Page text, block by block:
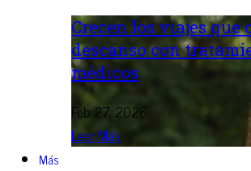
Crecen los viajes que
descanso con
médicos
Feb 27, 2026
Leer Más
Más